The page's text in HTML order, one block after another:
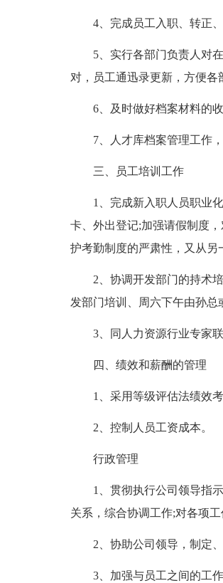
4、完成员工入职、转正
5、实行各部门负责人对
对，员工通迅录更新，方便各
6、及时做好档案材料的
7、人才库档案管理工作
三、员工培训工作
1、完成新入职人员职业
卡、外出登记;加强请假制度
护考勤制度的严肃性，又从另
2、协调开发部门的持术
发部门培训、周六下午由孙总
3、同人力资源行业专家
四、绩效和薪酬的管理
1、采用等级评估法绩效
2、控制人员工资成本。
行政管理
1、贯彻执行公司领导指
关系，综合协调工作;对各项
2、协助公司领导，制定
3、加强与员工之间的工